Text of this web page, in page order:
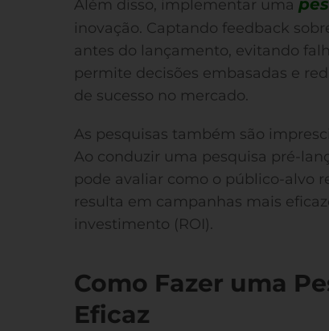
Além disso, implementar uma
inovação. Captando feedback
antes do lançamento, evitando
permite decisões embasadas e
de sucesso no mercado.
As pesquisas também são
Ao conduzir uma pesquisa pré-
pode avaliar como o público-alvo
resulta em campanhas mais
investimento (ROI).
Como Fazer uma
Eficaz